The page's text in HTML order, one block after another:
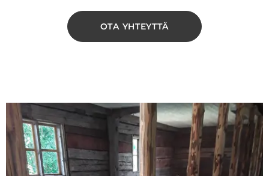
OTA YHTEYTTÄ